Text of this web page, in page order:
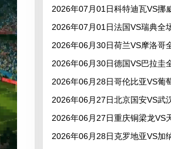
2026年07月01日法国VS瑞典全